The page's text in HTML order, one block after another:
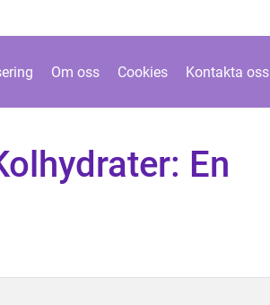
Om oss Cookies Kontakta oss
En